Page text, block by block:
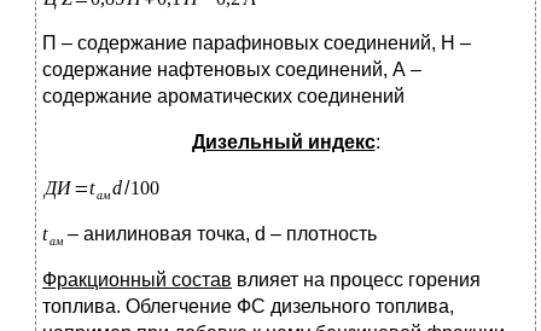
П – содержание парафиновых соединений, Н –
содержание нафтеновых соединений, А –
содержание ароматических соединений
Дизельный индекс:
– анилиновая точка, d – плотность
Фракционный состав влияет на процесс горения
топлива. Облегчение ФС дизельного топлива,